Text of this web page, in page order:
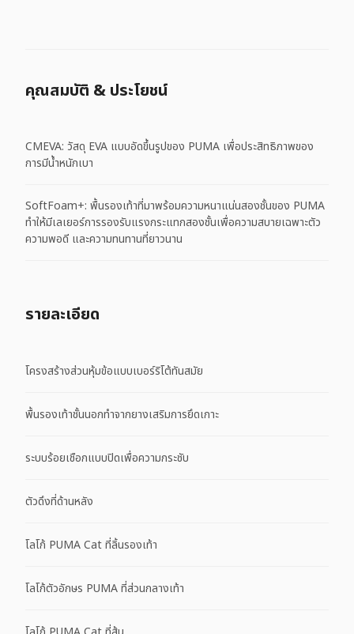
คุณสมบัติ & ประโยชน์
CMEVA: วัสดุ EVA แบบอัดขึ้นรูปของ PUMA เพื่อประสิทธิภาพของ
การมีน้ำหนักเบา
SoftFoam+: พื้นรองเท้าที่มาพร้อมความหนาแน่นสองชั้นของ PUMA
ทำให้มีเลเยอร์การรองรับแรงกระแทกสองชั้นเพื่อความสบายเฉพาะตัว
ความพอดี และความทนทานที่ยาวนาน
รายละเอียด
โครงสร้างส่วนหุ้มข้อแบบเบอร์ริโต้ทันสมัย
พื้นรองเท้าชั้นนอกทำจากยางเสริมการยึดเกาะ
ระบบร้อยเชือกแบบปิดเพื่อความกระชับ
ตัวดึงที่ด้านหลัง
โลโก้ PUMA Cat ที่ลิ้นรองเท้า
โลโก้ตัวอักษร PUMA ที่ส่วนกลางเท้า